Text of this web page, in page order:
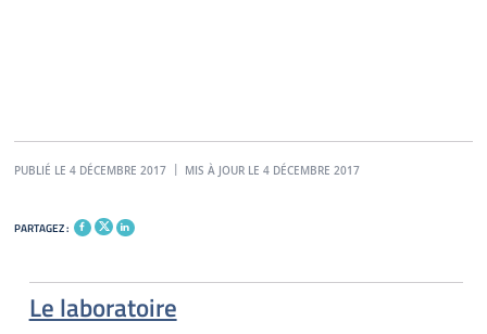
Le laboratoire
PUBLIÉ LE 4 DÉCEMBRE 2017 MIS À JOUR LE 4 DÉCEMBRE 2017
PARTAGEZ :